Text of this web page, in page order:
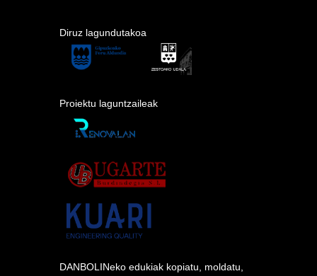
Diruz lagundutakoa
Proiektu laguntzaileak
DANBOLINeko edukiak kopiatu, moldatu,